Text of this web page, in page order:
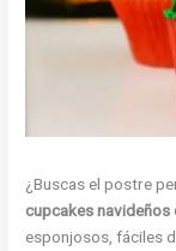
¿Buscas el postre
cupcakes
esponjosos, fáciles